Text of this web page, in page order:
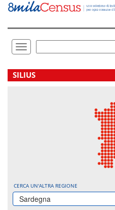
Vai
direttamente
Toggle
navigation
.
SILIUS
CERCA UN'ALTRA REGIONE
Sardegna